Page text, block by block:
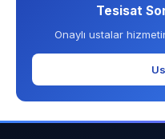
Tesisat
Onaylı ustalar